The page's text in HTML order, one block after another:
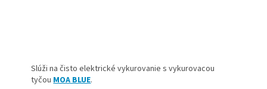
Slúži na čisto elektrické vykurovanie s vykurovacou
tyčou MOA BLUE.